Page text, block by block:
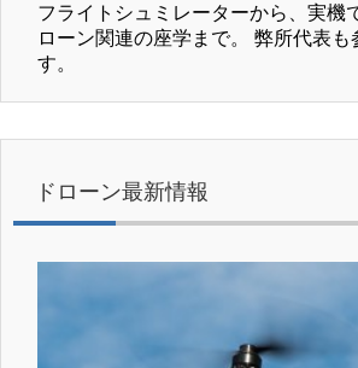
フライトシュミレーターから、実機
ローン関連の座学まで。 弊所代表も
す。
ドローン最新情報